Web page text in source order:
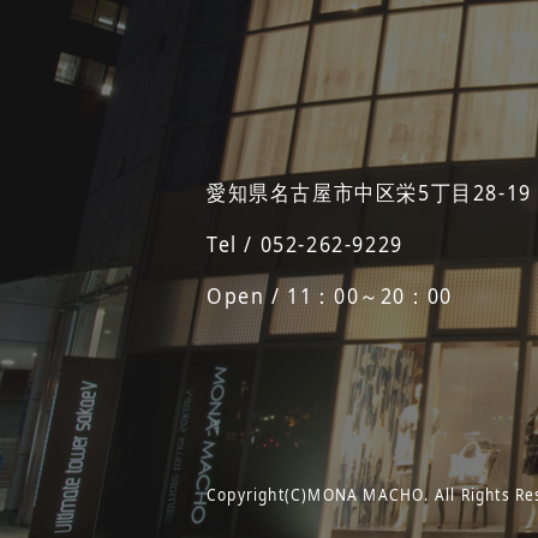
愛知県名古屋市中区栄5丁目28-
Tel / 052-262-9229
Open / 11：00～20：00
Copyright(C)MONA MACHO. All Rights